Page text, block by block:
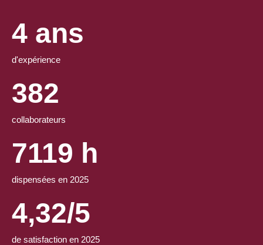
4 ans
d'expérience
382
collaborateurs
7119 h
dispensées en 2025
4,32/5
de satisfaction en 2025